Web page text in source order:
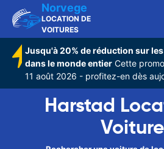
Norvege
LOCATION DE
VOITURES
Jusqu'à 20% de réduction sur
dans le monde entier Cette
11 août 2026 - profitez-en dès
Harstad